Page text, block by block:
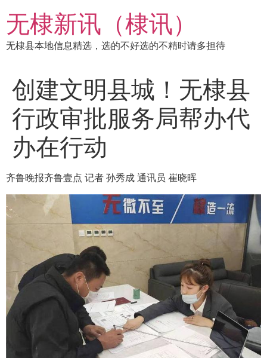
到
内
容
无棣新讯（棣讯）
无棣县本地信息精选，选的不好选的不精时请多担待
创建文明县城！无棣县
行政审批服务局帮办代
办在行动
齐鲁晚报齐鲁壹点 记者 孙秀成 通讯员 崔晓晖